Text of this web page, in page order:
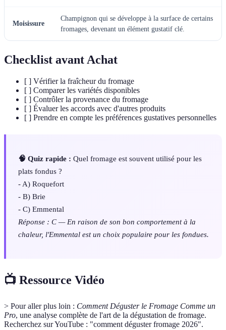
Moisissure
Champignon qui se développe à la surface de certains
fromages, devenant un élément gustatif clé.
Checklist avant Achat
[ ] Vérifier la fraîcheur du fromage
[ ] Comparer les variétés disponibles
[ ] Contrôler la provenance du fromage
[ ] Évaluer les accords avec d'autres produits
[ ] Prendre en compte les préférences gustatives personnelles
🧠 Quiz rapide : Quel fromage est souvent utilisé pour les
plats fondus ?
- A) Roquefort
- B) Brie
- C) Emmental
Réponse : C — En raison de son bon comportement à la
chaleur, l'Emmental est un choix populaire pour les fondues.
📺 Ressource Vidéo
> Pour aller plus loin : Comment Déguster le Fromage Comme un
Pro, une analyse complète de l'art de la dégustation de fromage.
Recherchez sur YouTube : "comment déguster fromage 2026".